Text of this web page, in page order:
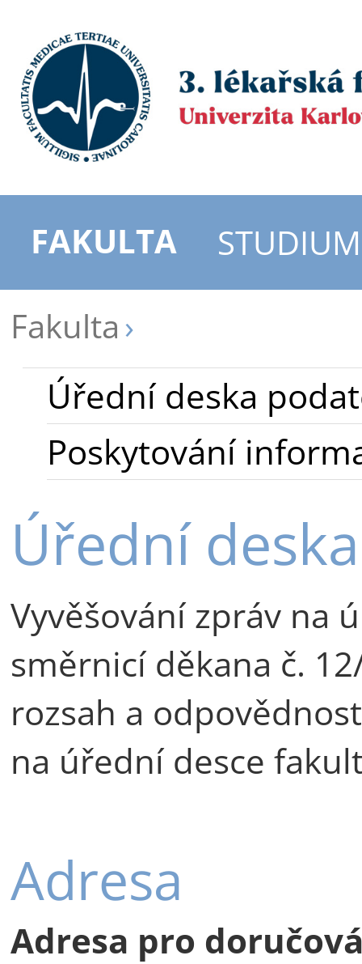
FAKULTA
STUDIUM
Fakulta
Úřední deska
Poskytování
Úřední deska
Vyvěšování zpráv na
směrnicí děkana č.
rozsah a
na úřední desce
Adresa
Adresa pro